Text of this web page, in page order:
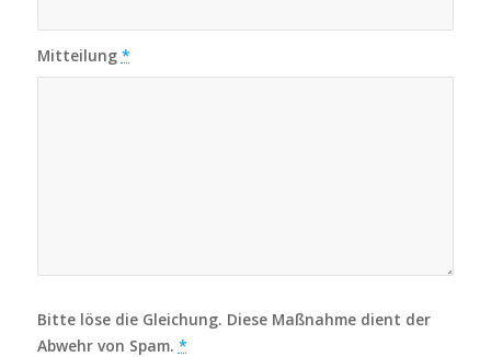
Mitteilung *
Bitte löse die Gleichung. Diese Maßnahme dient der
Abwehr von Spam. *